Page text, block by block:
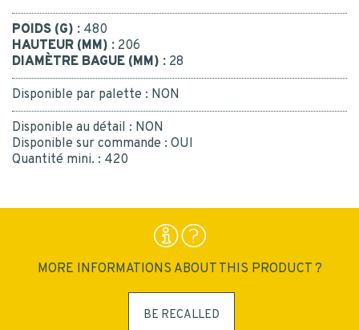
Or call us : 02 41 96 90 10
POIDS (G) : 480
HAUTEUR (MM) : 206
DIAMÈTRE BAGUE (MM) : 28
Disponible par palette : NON
Disponible au détail : NON
Disponible sur commande : OUI
Quantité mini. : 420
MORE INFORMATIONS ABOUT THIS PRODUCT ?
BE RECALLED
*
SUBMIT